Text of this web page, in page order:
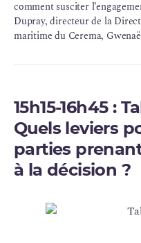
comment susciter
Dupray, directeur de la
maritime du Cerema,
15h15-16h45 :
Quels leviers
parties
à la décision ?